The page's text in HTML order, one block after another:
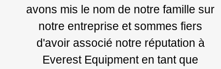
avons mis le nom de notre famille sur
notre entreprise et sommes fiers
d'avoir associé notre réputation à
Everest Equipment en tant que